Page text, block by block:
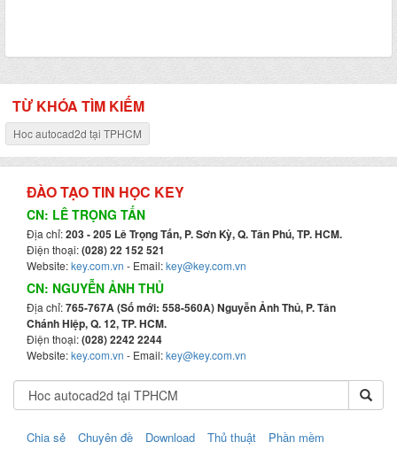
TỪ KHÓA TÌM KIẾM
Hoc autocad2d tại TPHCM
ĐÀO TẠO TIN HỌC KEY
CN: LÊ TRỌNG TẤN
Địa chỉ:203 - 205 Lê Trọng Tấn, P. Sơn Kỳ, Q. Tân Phú, TP. HCM.
Điện thoại:(028) 22 152 521
Website:key.com.vn - Email:key@key.com.vn
CN: NGUYỄN ẢNH THỦ
Địa chỉ:765-767A (Số mới: 558-560A) Nguyễn Ảnh Thủ, P. Tân
Chánh Hiệp, Q. 12, TP. HCM.
Điện thoại:(028) 2242 2244
Website:key.com.vn - Email:key@key.com.vn
Chia sẻ Chuyên đề Download Thủ thuật Phần mềm